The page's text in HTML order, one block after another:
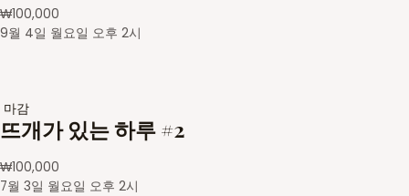
₩100,000
9월 4일 월요일 오후 2시
마감
뜨개가 있는 하루 #2
₩100,000
7월 3일 월요일 오후 2시